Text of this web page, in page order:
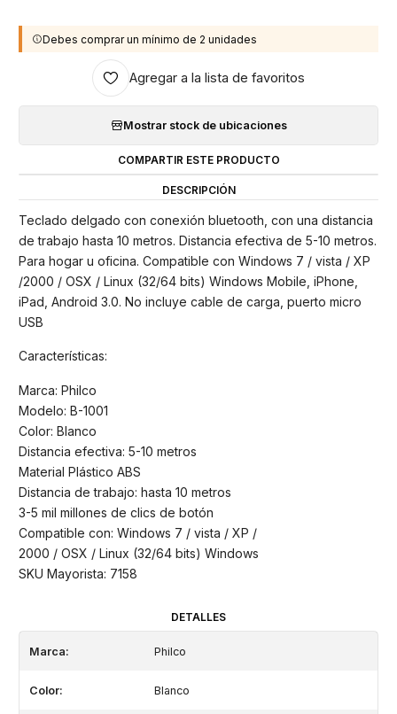
Debes comprar un mínimo de 2 unidades
Agregar a la lista de favoritos
Mostrar stock de ubicaciones
COMPARTIR ESTE PRODUCTO
DESCRIPCIÓN
Teclado delgado con conexión bluetooth, con una distancia
de trabajo hasta 10 metros. Distancia efectiva de 5-10 metros.
Para hogar u oficina. Compatible con Windows 7 / vista / XP
/2000 / OSX / Linux (32/64 bits) Windows Mobile, iPhone,
iPad, Android 3.0. No incluye cable de carga, puerto micro
USB
Características:
Marca: Philco
Modelo: B-1001
Color: Blanco
Distancia efectiva: 5-10 metros
Material Plástico ABS
Distancia de trabajo: hasta 10 metros
3-5 mil millones de clics de botón
Compatible con: Windows 7 / vista / XP /
2000 / OSX / Linux (32/64 bits) Windows
SKU Mayorista: 7158
DETALLES
Marca: Philco
Color: Blanco